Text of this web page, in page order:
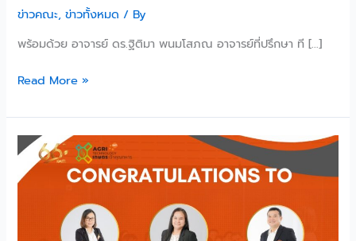
ข่าวคณะ,ข่าวทั้งหมด / By
พร้อมด้วย อาจารย์ ดร.ฐิติมา พนมโสภณ อาจารย์ที่ปรึกษา ที […]
ชั้น
ปี
4
วิชาการ
จัด
กา
รส
Read More »
คณะ
เทคโนโลยี
การเกษตร